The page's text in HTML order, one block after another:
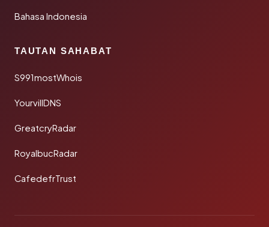
Bahasa Indonesia
TAUTAN SAHABAT
S991mostWhois
YourvillDNS
GreatcryRadar
RoyalbucRadar
CafedefrTrust